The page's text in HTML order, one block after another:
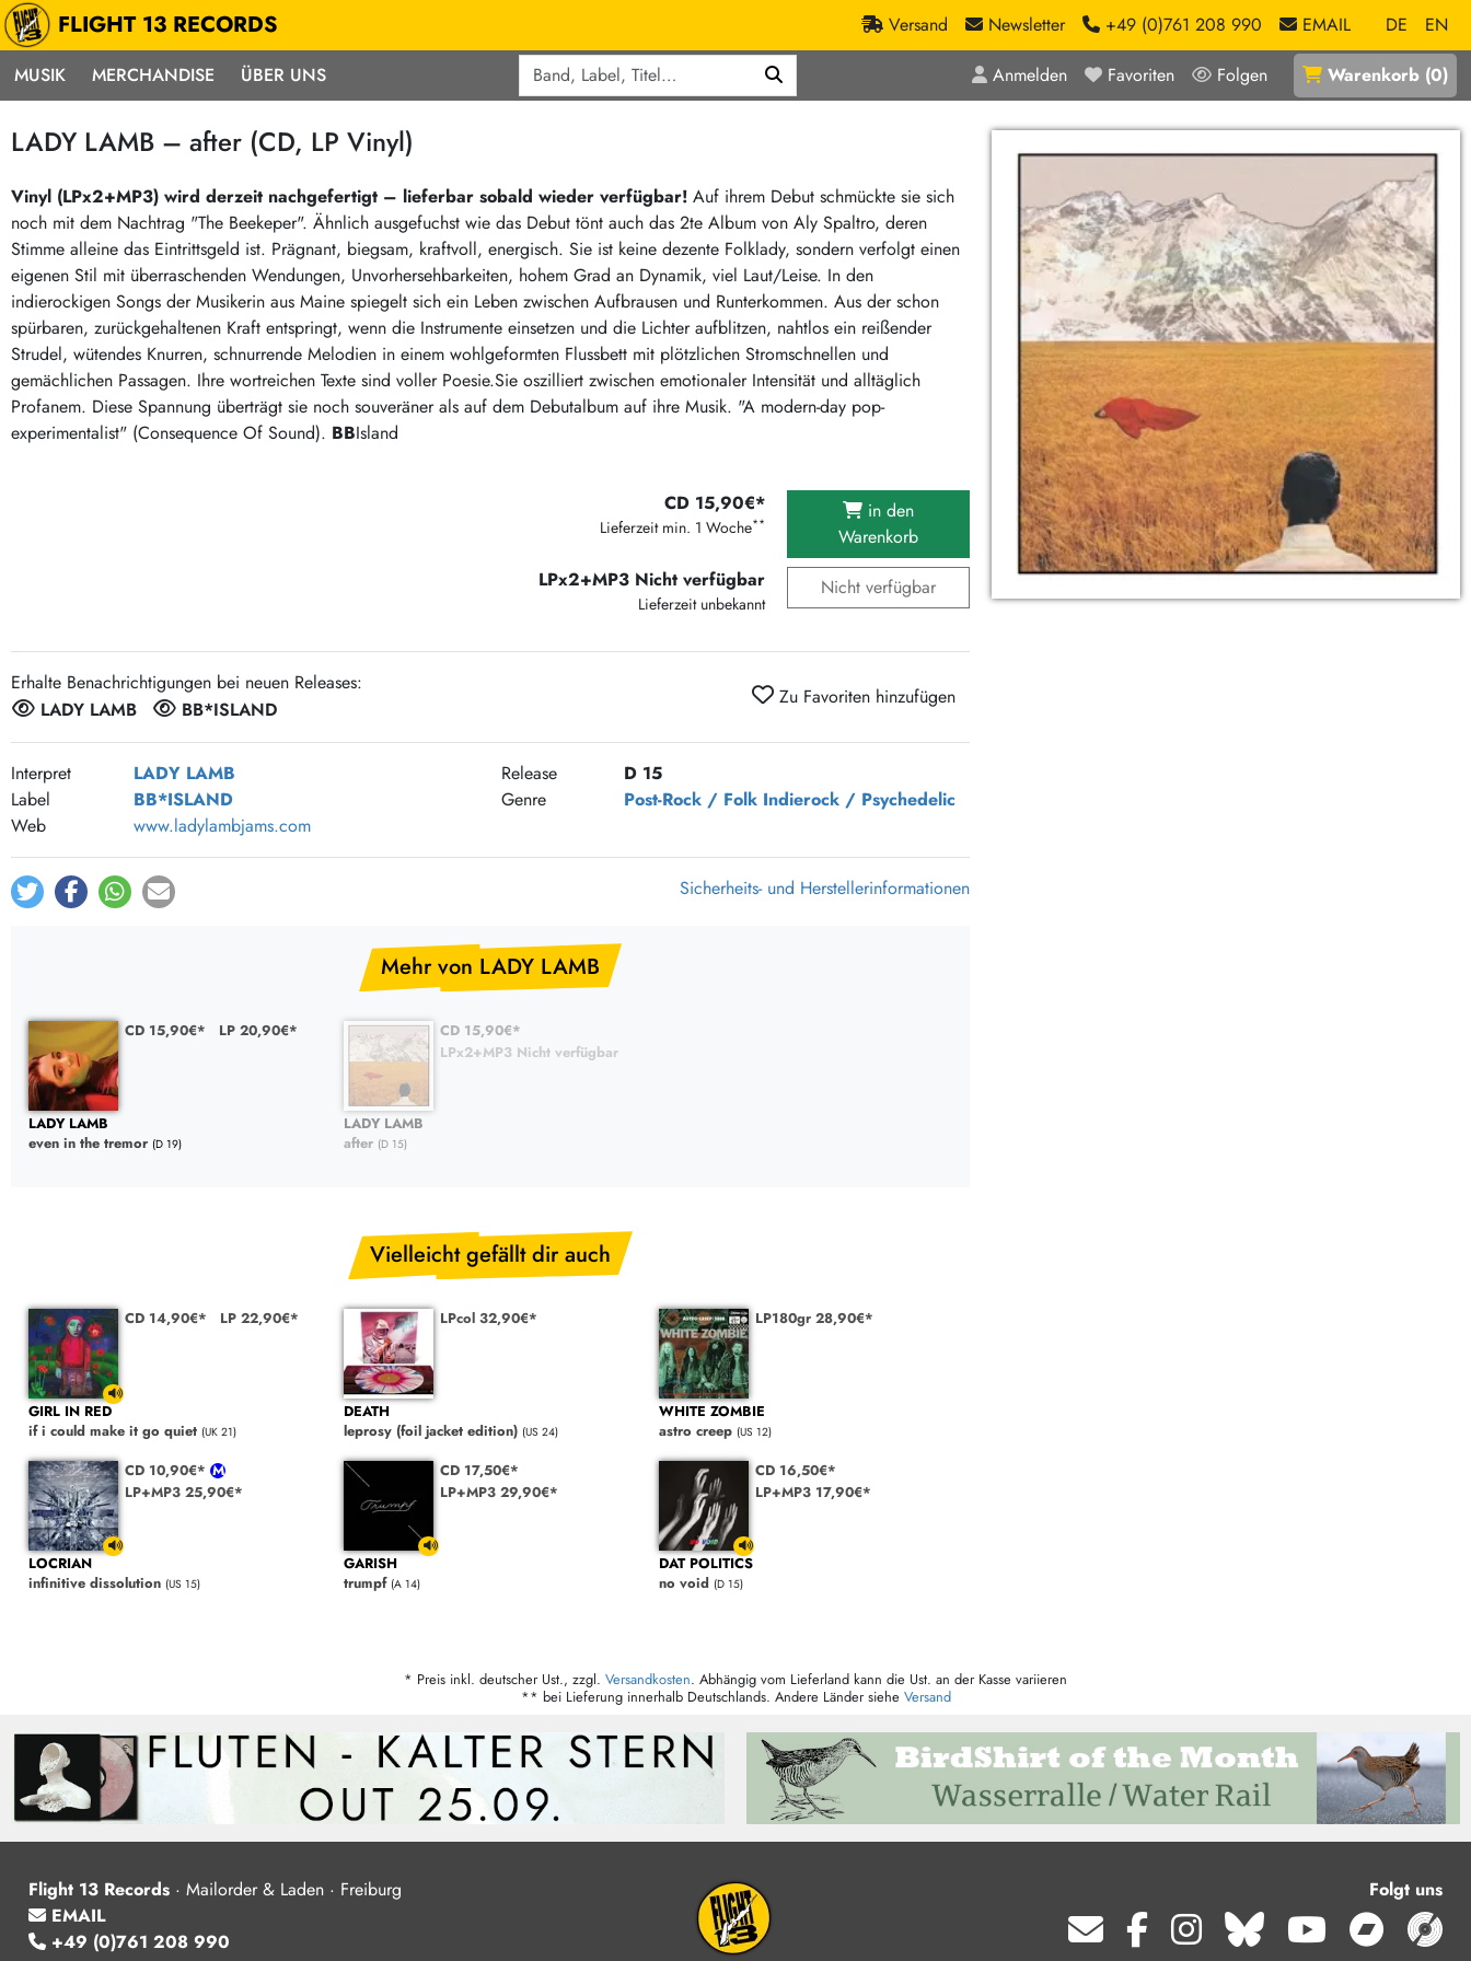
FLIGHT 13 RECORDS Versand Newsletter +49 (0)761 208 990 EMAIL DE
EN
MUSIK
Musik
Alle Neuheiten
Pre-Order
Highlights
Exklusiv & Limitiert
Neu auf Lager
Sonderangebote
Midprice
Mehr…
deutschsprachig
Punk / HC
Hardcore
Emo
Postpunk / New Wave
Punkrock
60s / Garage
Beat / Surf
60s / Garage / R´n´R
Gitarre
Indierock / Psychedelic
Abstract / Ambient
Electronic Goods
Reggae/Ska
Soul / Exotica / Jazz
Ska
Hiphop
Reggae / Dub
Crazysane Günstiger
Fuzzorama günstiger
Tapete Records günstiger
Sunny Sunny Bastards Summer 26
Warner Rockerwochen
Universal Vinyl Günstig
International Anthem Sommer 2026
375 Aktion Vinyl Q3 2026
Clouds Hill & Broken Silence-Sommer-Aktion
RSD 2026
FLIGHT 13 REC. SALE
Epitaph Vinyl Günstiger
Unter Schafen-Vinyl günstig
MERCHANDISE ÜBER UNS Anmelden Favoriten Folgen Warenkorb (0)
LADY LAMB – after (CD, LP Vinyl)
Vinyl (LPx2+MP3) wird derzeit nachgefertigt – lieferbar sobald wieder verfügbar! Auf ihrem Debut schmückte sie sich
noch mit dem Nachtrag "The Beekeper". Ähnlich ausgefuchst wie das Debut tönt auch das 2te Album von Aly Spaltro, deren
Stimme alleine das Eintrittsgeld ist. Prägnant, biegsam, kraftvoll, energisch. Sie ist keine dezente Folklady, sondern verfolgt einen
eigenen Stil mit überraschenden Wendungen, Unvorhersehbarkeiten, hohem Grad an Dynamik, viel Laut/Leise. In den
indierockigen Songs der Musikerin aus Maine spiegelt sich ein Leben zwischen Aufbrausen und Runterkommen. Aus der schon
spürbaren, zurückgehaltenen Kraft entspringt, wenn die Instrumente einsetzen und die Lichter aufblitzen, nahtlos ein reißender
Strudel, wütendes Knurren, schnurrende Melodien in einem wohlgeformten Flussbett mit plötzlichen Stromschnellen und
gemächlichen Passagen. Ihre wortreichen Texte sind voller Poesie.Sie oszilliert zwischen emotionaler Intensität und alltäglich
Profanem. Diese Spannung überträgt sie noch souveräner als auf dem Debutalbum auf ihre Musik. "A modern-day pop-
experimentalist" (Consequence Of Sound). BBIsland
CD 15,90€*
Lieferzeit min. 1 Woche**
in den
Warenkorb
LPx2+MP3 Nicht verfügbar
Lieferzeit unbekannt
Nicht verfügbar
Erhalte Benachrichtigungen bei neuen Releases:
LADY LAMB
BB*ISLAND
Zu Favoriten hinzufügen
Interpret LADY LAMB Release
D 15
Label
BB*ISLAND Genre Post-Rock / Folk Indierock / Psychedelic
Web
www.ladylambjams.com
Sicherheits- und Herstellerinformationen
Mehr von LADY LAMB
CD 15,90€* LP 20,90€*
LADY LAMB
even in the tremor (D 19)
CD 15,90€*
LPx2+MP3 Nicht verfügbar
LADY LAMB
after (D 15)
Vielleicht gefällt dir auch
CD 14,90€* LP 22,90€*
GIRL IN RED
if i could make it go quiet (UK 21)
LPcol 32,90€*
DEATH
leprosy (foil jacket edition) (US 24)
LP180gr 28,90€*
WHITE ZOMBIE
astro creep (US 12)
CD 10,90€*
LP+MP3 25,90€*
LOCRIAN
infinitive dissolution (US 15)
CD 17,50€*
LP+MP3 29,90€*
GARISH
trumpf (A 14)
CD 16,50€*
LP+MP3 17,90€*
DAT POLITICS
no void (D 15)
* Preis inkl. deutscher Ust., zzgl. Versandkosten. Abhängig vom Lieferland kann die Ust. an der Kasse variieren
** bei Lieferung innerhalb Deutschlands. Andere Länder siehe Versand
Flight 13 Records · Mailorder & Laden · Freiburg
EMAIL
+49 (0)761 208 990
Folgt uns